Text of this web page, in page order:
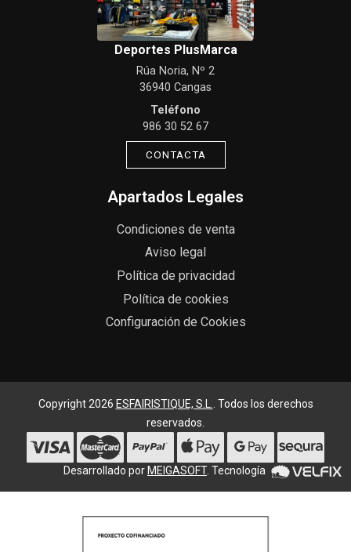
Deportes PlusMarca
Rúa Noria, Nº 2
36940 Cangas
Teléfono
986 30 52 67
CONTACTA
Apartados Legales
Condiciones de venta
Aviso legal
Política de privacidad
Política de cookies
Configuración de Cookies
Copyright 2026 ESFAIRISTIQUE, S.L.. Todos los derechos
reservados.
Desarrollado por MEIGASOFT. Tecnología